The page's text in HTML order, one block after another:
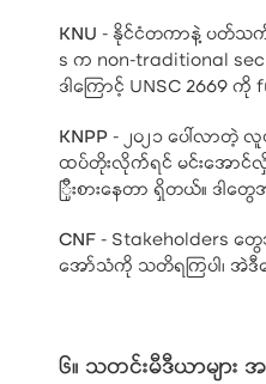
KNU - နိုင်ငံတကာနဲ့ ပတ်သက်လို့
s က non-traditional
ဒါကြောင့် UNSC 2669 ကို
KNPP- ၂၀၂၁ ပေါ်လာတဲ့
ထပ်တိုးလိုက်ရင် မင်းအောင်လှို
ြိုးစားနေတာ ရှိတယ်။ ဒါ
CNF- Stakeholders တွ
အော်သံကို သတိရကြပါ၊ အဲ
၆။ သတင်းမီဒီယာများ